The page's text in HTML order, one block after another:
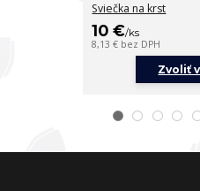
Sviečka na krst
10 €/ks
8,13 € bez DPH
Zvoliť